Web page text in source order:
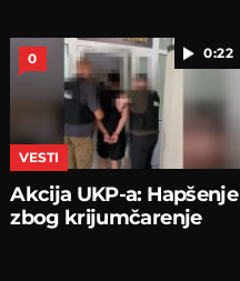
0:22
0
VESTI
Akcija UKP-a: Hapšenje
zbog krijumčarenje